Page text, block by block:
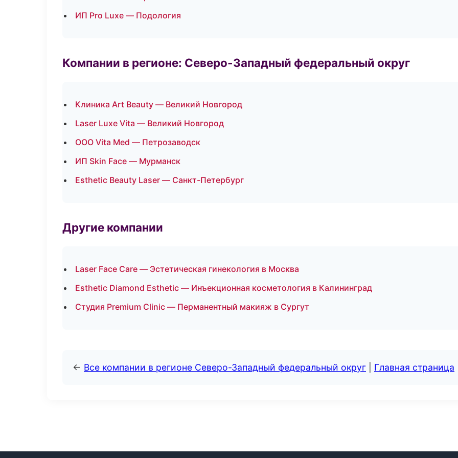
ИП Pro Luxe — Подология
Компании в регионе: Северо-Западный федеральный округ
Клиника Art Beauty — Великий Новгород
Laser Luxe Vita — Великий Новгород
ООО Vita Med — Петрозаводск
ИП Skin Face — Мурманск
Esthetic Beauty Laser — Санкт-Петербург
Другие компании
Laser Face Care — Эстетическая гинекология в Москва
Esthetic Diamond Esthetic — Инъекционная косметология в Калининград
Студия Premium Clinic — Перманентный макияж в Сургут
← Все компании в регионе Северо-Западный федеральный округ Главная страница